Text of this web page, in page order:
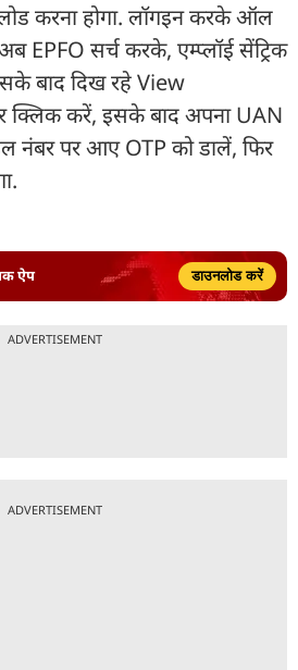
करना होगा. लॉगइन करके ऑल
EPFO सर्च करके, एम्प्लॉई सेंट्रिक
बाद दिख रहे View
क्लिक करें, इसके बाद अपना UAN
नंबर पर आए OTP को डालें, फिर
ऐप डाउनलोड करें
ADVERTISEMENT
ADVERTISEMENT